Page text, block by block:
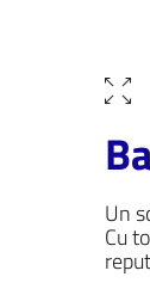
Un
Cu